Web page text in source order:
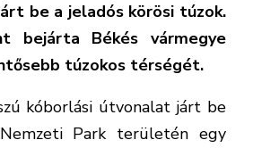
be a jeladós körösi túzok.
bejárta Békés vármegye
túzokos térségét.
kóborlási útvonalat járt be
Park területén egy